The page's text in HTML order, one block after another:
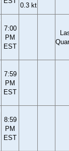
0.3 kt
7:00
PM
EST
7:59
PM
EST
8:59
PM
EST